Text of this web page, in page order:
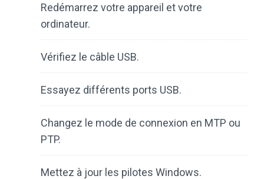
Redémarrez votre appareil et votre
ordinateur.
Vérifiez le câble USB.
Essayez différents ports USB.
Changez le mode de connexion en MTP ou
PTP.
Mettez à jour les pilotes Windows.